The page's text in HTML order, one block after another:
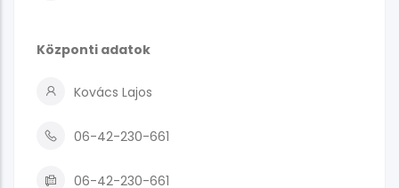
Központi adatok
Kovács Lajos
06-42-230-661
06-42-230-661